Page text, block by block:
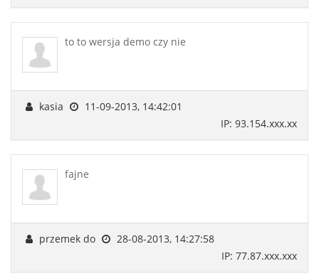
to to wersja demo czy nie
kasia
11-09-2013, 14:42:01
IP: 93.154.xxx.xx
fajne
przemek do
28-08-2013, 14:27:58
IP: 77.87.xxx.xxx